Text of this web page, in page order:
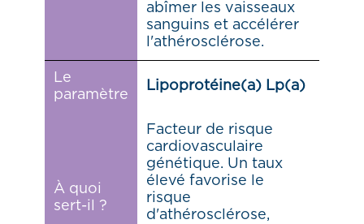
abîmer les vaisseaux
sanguins et accélérer
l'athérosclérose.
Le
paramètre
Lipoprotéine(a) Lp(a)
À quoi
sert-il ?
Facteur de risque
cardiovasculaire
génétique. Un taux
élevé favorise le
risque
d'athérosclérose,